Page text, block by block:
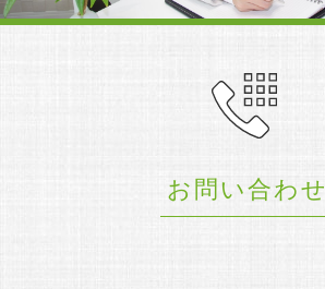
お問い合わせ